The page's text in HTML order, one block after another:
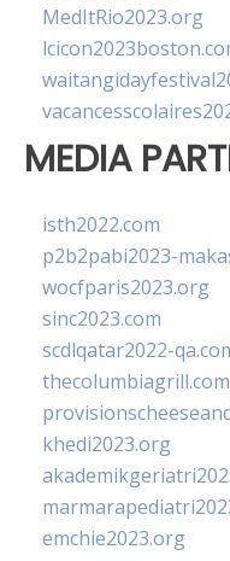
MedItRio2023.org
MEDIA
isth2022.com
p2b2pabi2023-
wocfparis2023.org
sinc2023.com
scdlqatar2022-
thecolumbiagrill.com
khedi2023.org
emchie2023.org